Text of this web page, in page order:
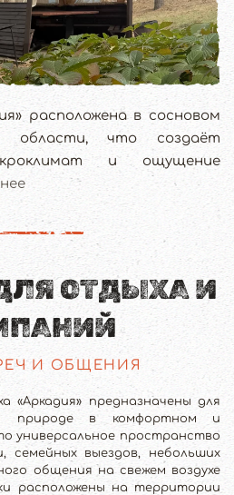
расположена в сосновом
области, что создаёт
и ощущение
ОТДЫХА И
И ОБЩЕНИЯ
«Аркадия» предназначены для
природе в комфортном и
универсальное пространство
семейных выездов, небольших
общения на свежем воздухе
расположены на территории